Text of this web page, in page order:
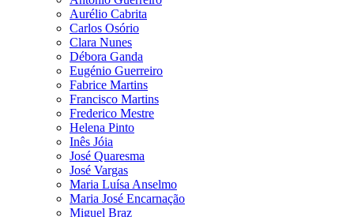
Aurélio Cabrita
Carlos Osório
Clara Nunes
Débora Ganda
Eugénio Guerreiro
Fabrice Martins
Francisco Martins
Frederico Mestre
Helena Pinto
Inês Jóia
José Quaresma
José Vargas
Maria Luísa Anselmo
Maria José Encarnação
Miguel Braz